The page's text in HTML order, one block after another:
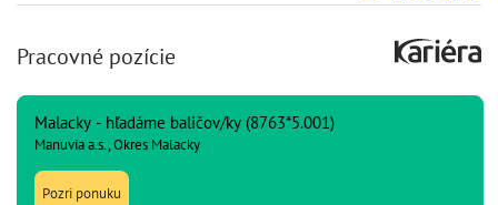
Pracovné pozície
Malacky - hľadáme baličov/ky (8763*5.001)
Manuvia a.s., Okres Malacky
Pozri ponuku